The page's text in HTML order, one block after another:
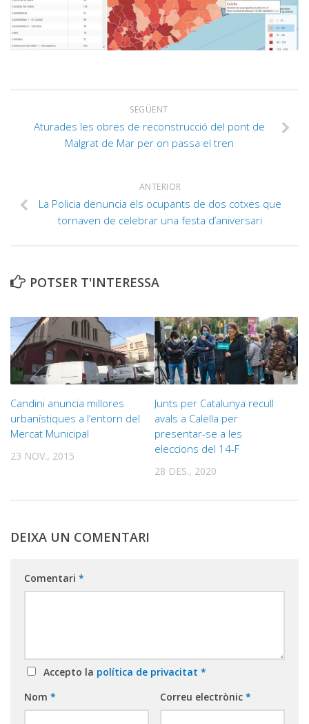
SEGÜENT
Aturades les obres de reconstrucció del pont de
Malgrat de Mar per on passa el tren
ANTERIOR
La Policia denuncia els ocupants de dos cotxes que
tornaven de celebrar una festa d’aniversari
POTSER T'INTERESSA
Candini anuncia millores
urbanístiques a l’entorn del
Mercat Municipal
23 NOV., 2015
Junts per Catalunya recull
avals a Calella per
presentar-se a les
eleccions del 14-F
28 DES., 2020
DEIXA UN COMENTARI
Comentari *
Accepto la política de privacitat *
Nom * Correu electrònic *